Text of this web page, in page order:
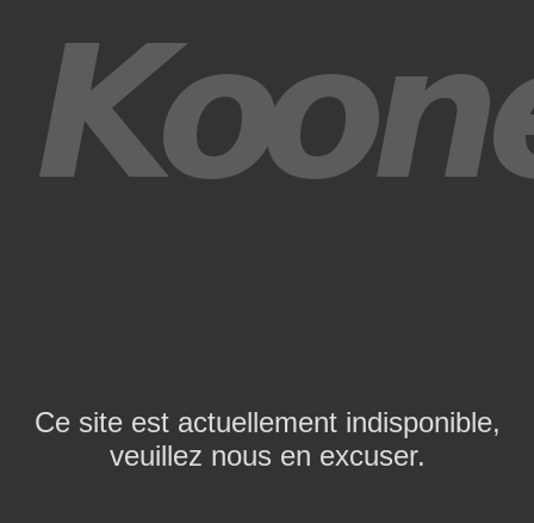
Ce site est actuellement indisponible,
veuillez nous en excuser.